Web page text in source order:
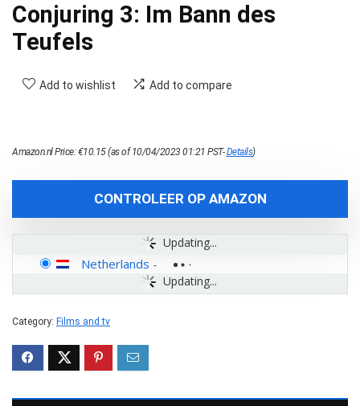
Conjuring 3: Im Bann des
Teufels
Add to wishlist Add to compare
Amazon.nl Price:€10.15(as of 10/04/2023 01:21 PST-Details)
CONTROLEER OP AMAZON
Updating...
Updating...
Netherlands -
Category: Films and tv